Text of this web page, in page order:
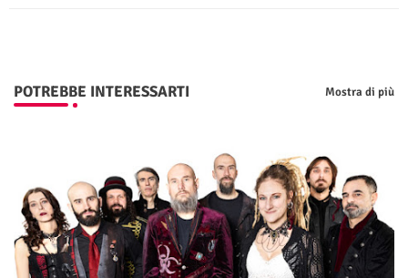
POTREBBE INTERESSARTI Mostra di più